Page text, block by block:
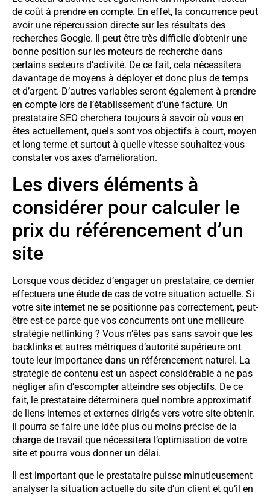
de coût à prendre en compte. En effet, la concurrence peut
avoir une répercussion directe sur les résultats des
recherches Google. Il peut être très difficile d’obtenir une
bonne position sur les moteurs de recherche dans
certains secteurs d’activité. De ce fait, cela nécessitera
davantage de moyens à déployer et donc plus de temps
et d’argent. D’autres variables seront également à prendre
en compte lors de l’établissement d’une facture. Un
prestataire SEO cherchera toujours à savoir où vous en
êtes actuellement, quels sont vos objectifs à court, moyen
et long terme et surtout à quelle vitesse souhaitez-vous
constater vos axes d’amélioration.
Les divers éléments à
considérer pour calculer le
prix du référencement d’un
site
Lorsque vous décidez d’engager un prestataire, ce dernier
effectuera une étude de cas de votre situation actuelle. Si
votre site internet ne se positionne pas correctement, peut-
être est-ce parce que vos concurrents ont une meilleure
stratégie netlinking ? Vous n’êtes pas sans savoir que les
backlinks et autres métriques d’autorité supérieure ont
toute leur importance dans un référencement naturel. La
stratégie de contenu est un aspect considérable à ne pas
négliger afin d’escompter atteindre ses objectifs. De ce
fait, le prestataire déterminera quel nombre approximatif
de liens internes et externes dirigés vers votre site obtenir.
Il pourra se faire une idée plus ou moins précise de la
charge de travail que nécessitera l’optimisation de votre
site et pourra vous donner un délai.
Il est important que le prestataire puisse minutieusement
analyser la situation actuelle du site d’un client et qu’il en